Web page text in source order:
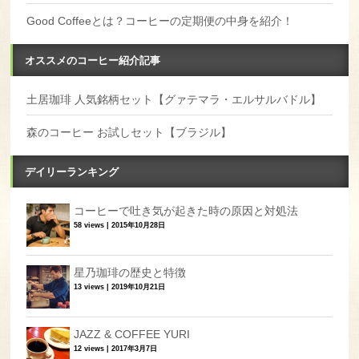
Good Coffeeとは？コーヒーの定期便の中身を紹介！
オススメのコーヒー紹介記事
土居珈琲 人気銘柄セット【グァテマラ・エルサルバドル】
森のコーヒー お試しセット【ブラジル】
デイリーランキング
コーヒーで吐き気が起きた時の原因と対処法
58 views |2015年10月28日
星乃珈琲の歴史と特徴
13 views |2019年10月21日
JAZZ & COFFEE YURI
12 views |2017年3月7日